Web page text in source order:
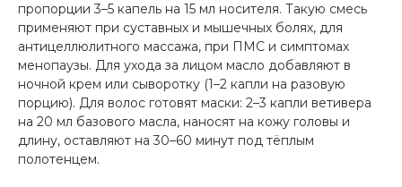
пропорции 3–5 капель на 15 мл носителя. Такую смесь
применяют при суставных и мышечных болях, для
антицеллюлитного массажа, при ПМС и симптомах
менопаузы. Для ухода за лицом масло добавляют в
ночной крем или сыворотку (1–2 капли на разовую
порцию). Для волос готовят маски: 2–3 капли ветивера
на 20 мл базового масла, наносят на кожу головы и
длину, оставляют на 30–60 минут под тёплым
полотенцем.